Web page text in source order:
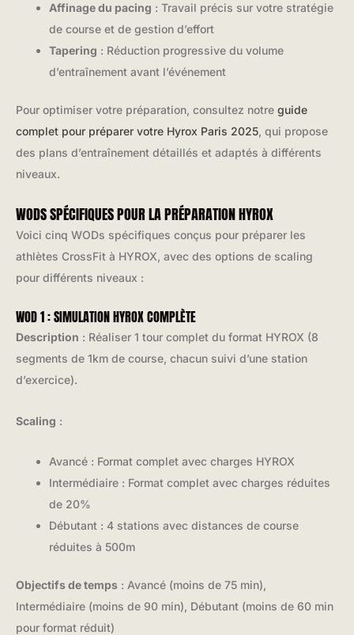
Affinage du pacing : Travail précis sur votre stratégie
de course et de gestion d’effort
Tapering : Réduction progressive du volume
d’entraînement avant l’événement
Pour optimiser votre préparation, consultez notre guide
complet pour préparer votre Hyrox Paris 2025 , qui propose
des plans d’entraînement détaillés et adaptés à différents
niveaux.
WODS SPÉCIFIQUES POUR LA PRÉPARATION HYROX
Voici cinq WODs spécifiques conçus pour préparer les
athlètes CrossFit à HYROX, avec des options de scaling
pour différents niveaux :
WOD 1 : SIMULATION HYROX COMPLÈTE
Description : Réaliser 1 tour complet du format HYROX (8
segments de 1km de course, chacun suivi d’une station
d’exercice).
Scaling :
Avancé : Format complet avec charges HYROX
Intermédiaire : Format complet avec charges réduites
de 20%
Débutant : 4 stations avec distances de course
réduites à 500m
Objectifs de temps : Avancé (moins de 75 min),
Intermédiaire (moins de 90 min), Débutant (moins de 60 min
pour format réduit)